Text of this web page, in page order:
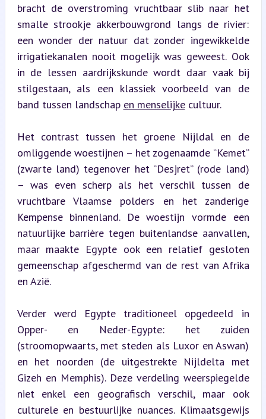
bracht de overstroming vruchtbaar slib naar het
smalle strookje akkerbouwgrond langs de rivier:
een wonder der natuur dat zonder ingewikkelde
irrigatiekanalen nooit mogelijk was geweest. Ook
in de lessen aardrijkskunde wordt daar vaak bij
stilgestaan, als een klassiek voorbeeld van de
band tussen landschap en menselijke cultuur.
Het contrast tussen het groene Nijldal en de
omliggende woestijnen – het zogenaamde “Kemet”
(zwarte land) tegenover het “Desjret” (rode land)
– was even scherp als het verschil tussen de
vruchtbare Vlaamse polders en het zanderige
Kempense binnenland. De woestijn vormde een
natuurlijke barrière tegen buitenlandse aanvallen,
maar maakte Egypte ook een relatief gesloten
gemeenschap afgeschermd van de rest van Afrika
en Azië.
Verder werd Egypte traditioneel opgedeeld in
Opper- en Neder-Egypte: het zuiden
(stroomopwaarts, met steden als Luxor en Aswan)
en het noorden (de uitgestrekte Nijldelta met
Gizeh en Memphis). Deze verdeling weerspiegelde
niet enkel een geografisch verschil, maar ook
culturele en bestuurlijke nuances. Klimaatsgewijs